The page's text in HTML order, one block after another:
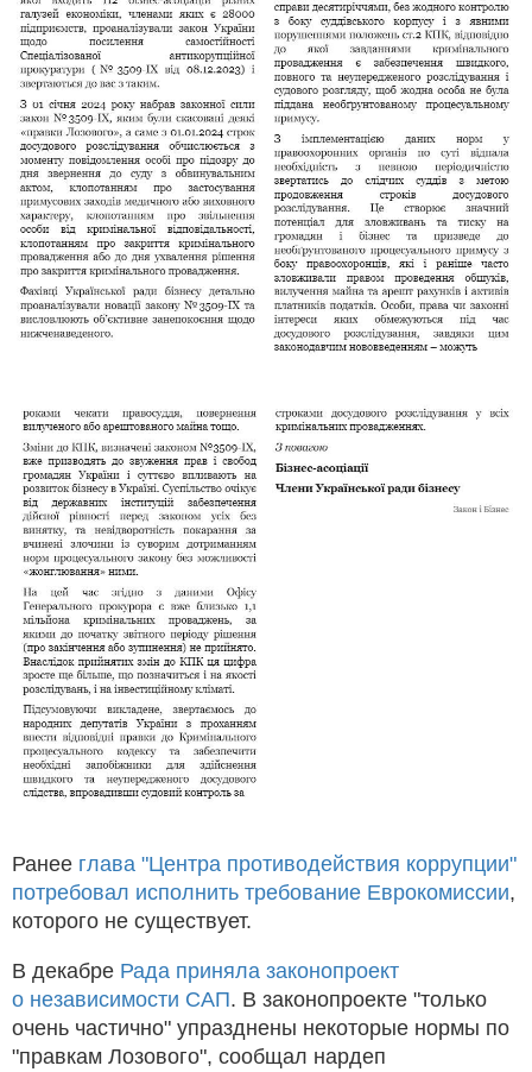
Ранее глава "Центра противодействия коррупции"
потребовал исполнить требование Еврокомиссии,
которого не существует.
В декабре Рада приняла законопроект
о независимости САП. В законопроекте "только
очень частично" упразднены некоторые нормы по
"правкам Лозового", сообщал нардеп